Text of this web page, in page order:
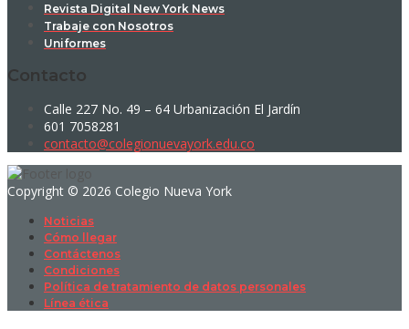
Revista Digital New York News
Trabaje con Nosotros
Uniformes
Contacto
Calle 227 No. 49 – 64 Urbanización El Jardín
601 7058281
contacto@colegionuevayork.edu.co
Copyright © 2026 Colegio Nueva York
Noticias
Cómo llegar
Contáctenos
Condiciones
Política de tratamiento de datos personales
Línea ética